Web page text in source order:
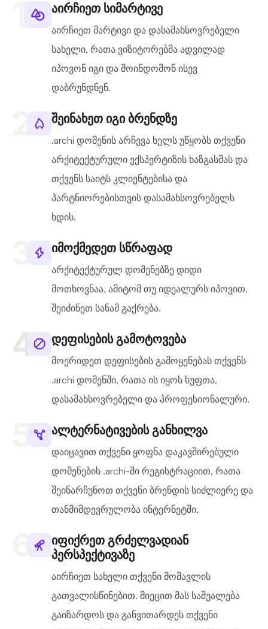
აირჩიეთ სიმარტივე
აირჩიეთ მარტივი და დასამახსოვრებელი
სახელი, რათა ვიზიტორებმა ადვილად
იპოვონ იგი და მოინდომონ ისევ
დაბრუნდნენ.
შეინახეთ იგი ბრენდზე
.archi დომენის არჩევა ხელს უწყობს თქვენი
არქიტექტურული ექსპერტიზის ხაზგასმას და
თქვენს საიტს კლიენტებისა და
პარტნიორებისთვის დასამახსოვრებელს
ხდის.
იმოქმედეთ სწრაფად
არქიტექტურულ დომენებზე დიდი
მოთხოვნაა, ამიტომ თუ იდეალურს იპოვით,
შეიძინეთ სანამ გაქრება.
დეფისების გამოტოვება
მოერიდეთ დეფისების გამოყენებას თქვენს
.archi დომენში, რათა ის იყოს სუფთა,
დასამახსოვრებელი და პროფესიონალური.
ალტერნატივების განხილვა
დაიცავით თქვენი ყოფნა დაკავშირებული
დომენების .archi-ში რეგისტრაციით, რათა
შეინარჩუნოთ თქვენი ბრენდის სიძლიერე და
თანმიმდევრულობა ინტერნეტში.
იფიქრეთ გრძელვადიან
პერსპექტივაზე
აირჩიეთ სახელი თქვენი მომავლის
გათვალისწინებით. მიეცით მას საშუალება
გაიზარდოს და განვითარდეს თქვენი